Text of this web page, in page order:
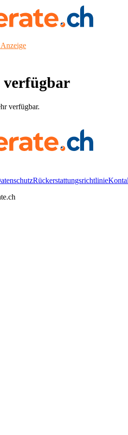
verfügbar.
Rückerstattungsrichtlinie